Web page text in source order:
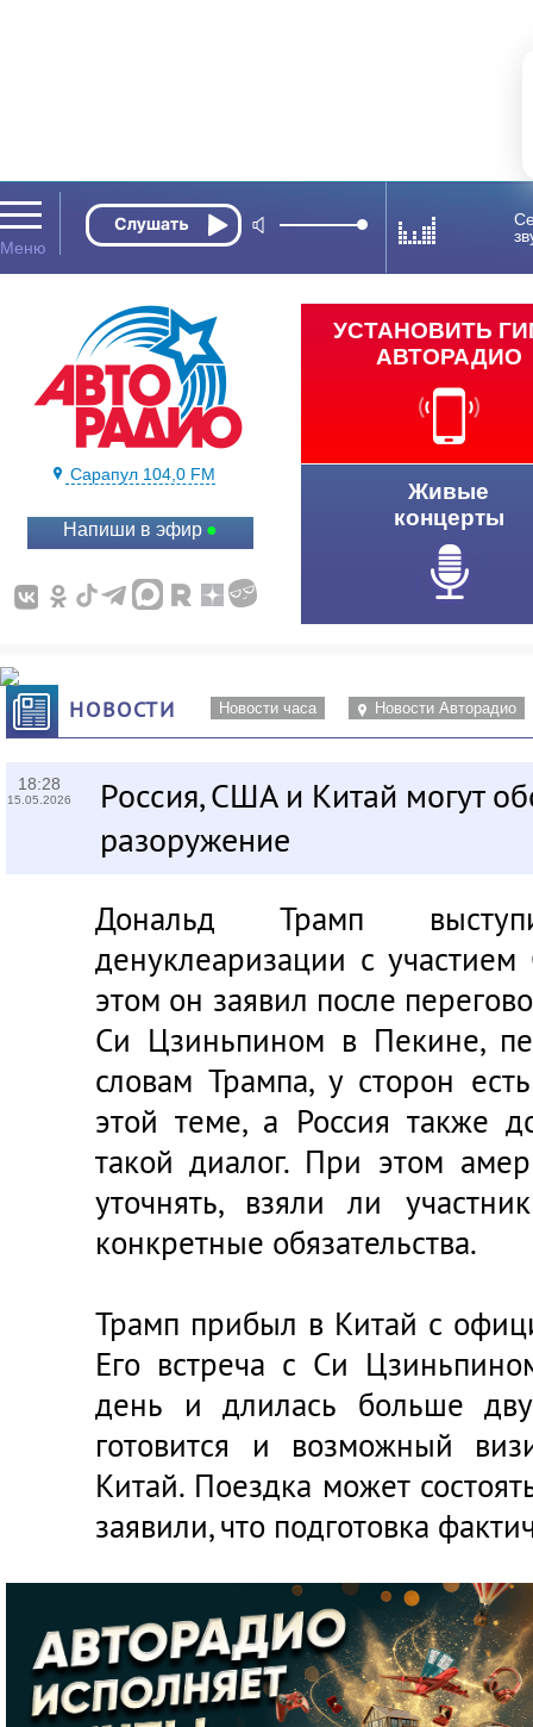
Сарапул 104,0 FM
Напиши в эфир
УСТАНОВИТЬ
АВТОРАДИО
Живые
концерты
НОВОСТИ Новости часа Новости Авторадио
18:28
15.05.2026
Россия, США и Китай могут
разоружение
Дональд Трамп
денуклеаризации с
этом он заявил после
Си Цзиньпином в Пекине,
словам Трампа, у сторон
этой теме, а Россия также
такой диалог. При этом
уточнять, взяли ли
конкретные обязательства.
Трамп прибыл в Китай с
Его встреча с Си
день и длилась больше
готовится и возможный
Китай. Поездка может
заявили, что подготовка